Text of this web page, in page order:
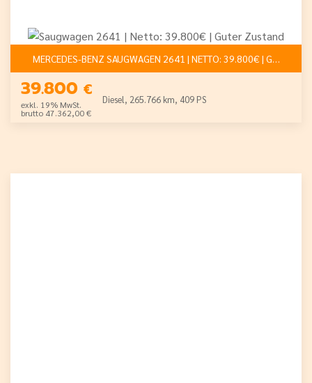
MERCEDES-BENZ SAUGWAGEN 2641 | NETTO: 39.800€ |
39.800 €
exkl. 19% MwSt.
brutto 47.362,00 €
Diesel, 265.766 km, 409 PS